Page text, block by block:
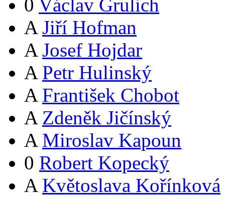
0 Václav Grulich
A Jiří Hofman
A Josef Hojdar
A Petr Hulinský
A František Chobot
A Zdeněk Jičínský
A Miroslav Kapoun
0 Robert Kopecký
A Květoslava Kořínková